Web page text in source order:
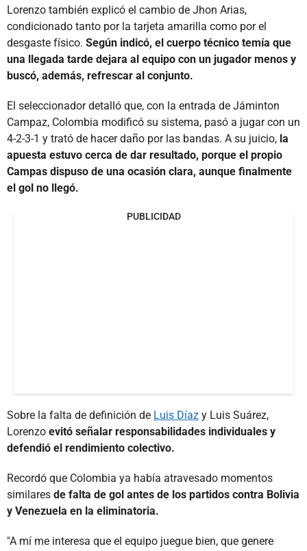
Lorenzo también explicó el cambio de Jhon Arias,
condicionado tanto por la tarjeta amarilla como por el
desgaste físico. Según indicó, el cuerpo técnico temía que
una llegada tarde dejara al equipo con un jugador menos y
buscó, además, refrescar al conjunto.
El seleccionador detalló que, con la entrada de Jáminton
Campaz, Colombia modificó su sistema, pasó a jugar con un
4-2-3-1 y trató de hacer daño por las bandas. A su juicio, la
apuesta estuvo cerca de dar resultado, porque el propio
Campas dispuso de una ocasión clara, aunque finalmente
el gol no llegó.
PUBLICIDAD
Sobre la falta de definición de Luis Díaz y Luis Suárez,
Lorenzo evitó señalar responsabilidades individuales y
defendió el rendimiento colectivo.
Recordó que Colombia ya había atravesado momentos
similares de falta de gol antes de los partidos contra Bolivia
y Venezuela en la eliminatoria.
"A mí me interesa que el equipo juegue bien, que genere